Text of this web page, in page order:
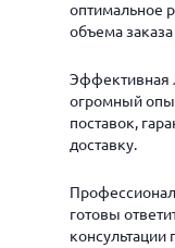
оптимальное
объема
Эффективная
огромный
поставок,
доставку.
готовы